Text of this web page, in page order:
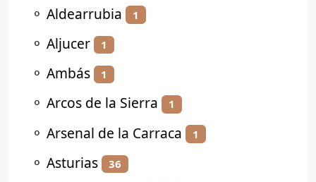
⚬ Aldearrubia 1
⚬ Aljucer 1
⚬ Ambás 1
⚬ Arcos de la Sierra 1
⚬ Arsenal de la Carraca 1
⚬ Asturias 36